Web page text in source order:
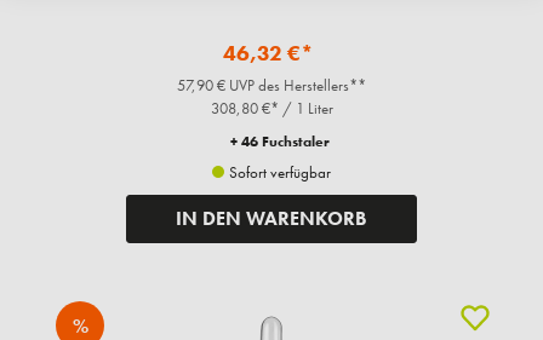
46,32 €*
57,90 € UVP des Herstellers**
308,80 €* / 1 Liter
+ 46 Fuchstaler
Sofort verfügbar
IN DEN WARENKORB
%